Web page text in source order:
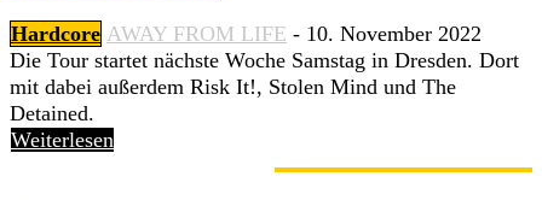
Hardcore AWAY FROM LIFE - 10. November 2022
Die Tour startet nächste Woche Samstag in Dresden. Dort
mit dabei außerdem Risk It!, Stolen Mind und The
Detained.
Weiterlesen